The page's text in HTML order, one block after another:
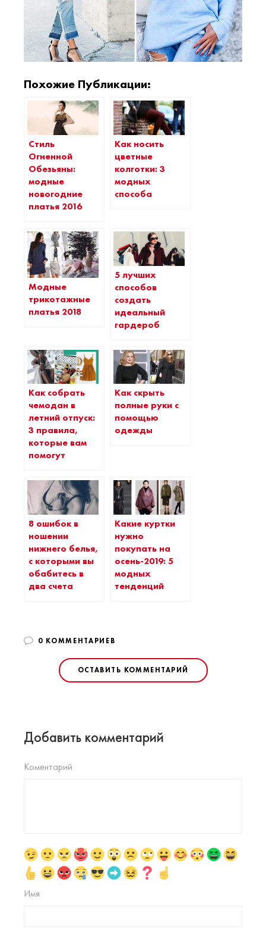
Похожие Публикации:
Стиль
Огненной
Обезьяны:
модные
новогодние
платья 2016
Как носить
цветные
колготки: 3
модных
способа
Модные
трикотажные
платья 2018
5 лучших
способов
создать
идеальный
гардероб
Как собрать
чемодан в
летний отпуск:
3 правила,
которые вам
помогут
Как скрыть
полные руки с
помощью
одежды
8 ошибок в
ношении
нижнего белья,
с которыми вы
обабитесь в
два счета
Какие куртки
нужно
покупать на
осень-2019: 5
модных
тенденций
0 КОММЕНТАРИЕВ
ОСТАВИТЬ КОММЕНТАРИЙ
Добавить комментарий
Коментарий
Имя